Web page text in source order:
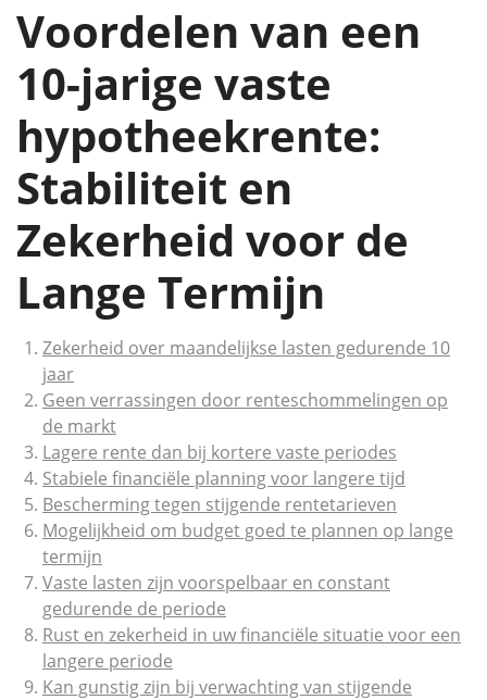
Voordelen van een
10-jarige vaste
hypotheekrente:
Stabiliteit en
Zekerheid voor de
Lange Termijn
Zekerheid over maandelijkse lasten gedurende 10
jaar
Geen verrassingen door renteschommelingen op
de markt
Lagere rente dan bij kortere vaste periodes
Stabiele financiële planning voor langere tijd
Bescherming tegen stijgende rentetarieven
Mogelijkheid om budget goed te plannen op lange
termijn
Vaste lasten zijn voorspelbaar en constant
gedurende de periode
Rust en zekerheid in uw financiële situatie voor een
langere periode
Kan gunstig zijn bij verwachting van stijgende